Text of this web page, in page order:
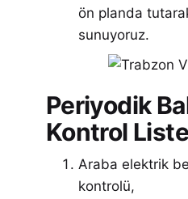
ön planda
sunuyoruz.
Periyodik
Kontrol
Araba elektrik
kontrolü,